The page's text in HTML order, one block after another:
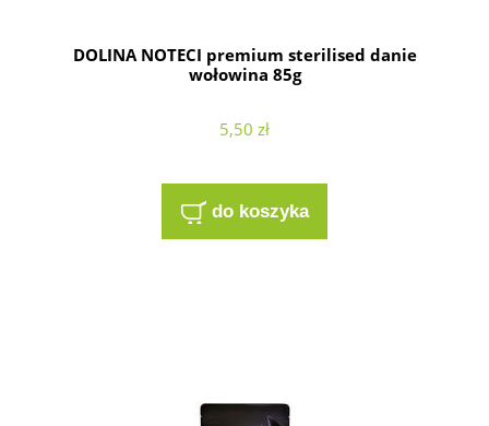
DOLINA NOTECI premium sterilised danie
wołowina 85g
5,50 zł
do koszyka